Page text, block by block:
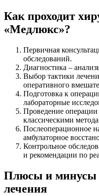
Как проходит
«Медлюкс»?
Первичная
обследований.
Диагностика –
Выбор тактики
оперативного
Подготовка к
лабораторные
Проведение
классическими
Послеоперационное
амбулаторное
Контрольное
и рекомендации по
Плюсы и минусы
лечения